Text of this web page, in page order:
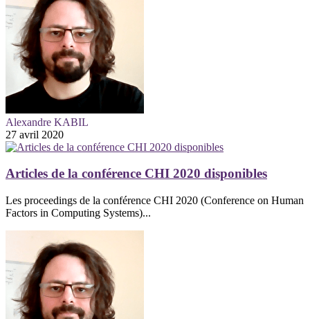
Alexandre KABIL
27 avril 2020
Articles de la conférence CHI 2020 disponibles
Les proceedings de la conférence CHI 2020 (Conference on Human
Factors in Computing Systems)...